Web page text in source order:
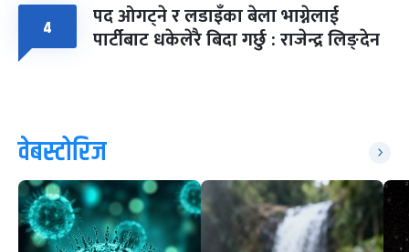
४ पद ओगट्ने र लडाइँका बेला भाग्नेलाई
पार्टीबाट धकेलेरै बिदा गर्छु : राजेन्द्र लिङ्देन
वेबस्टोरिज